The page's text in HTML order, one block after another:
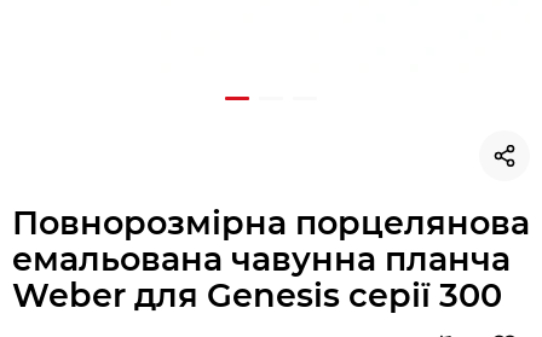
Повнорозмірна порцелянова
емальована чавунна планча
Weber для Genesis серії 300